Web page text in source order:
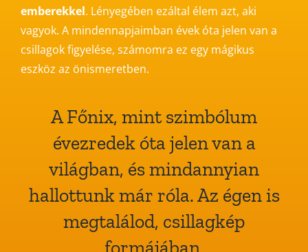
emberekkel. Lényegében ezáltal élem azt, aki
vagyok. A mindennapjaimban évek óta jelen van a
csillagok figyelése, számomra ez egy mágikus
eszköz az önismeretben.
A Főnix, mint szimbólum
évezredek óta jelen van a
világban, és mindannyian
hallottunk már róla. Az égen is
megtalálod, csillagkép